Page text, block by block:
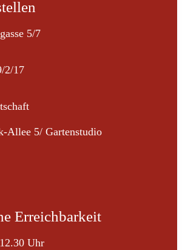
5/7
2/17
Allee 5/ Gartenstudio
Erreichbarkeit
Uhr